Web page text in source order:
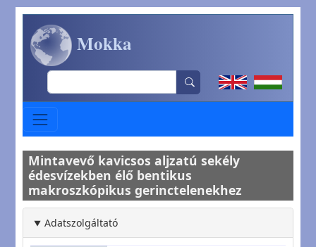
Ugrás a tartalomra
Mokka
Search
Mintavevő kavicsos aljzatú sekély
édesvízekben élő bentikus
makroszkópikus gerinctelenekhez
Adatszolgáltató